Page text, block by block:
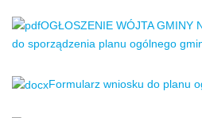
OGŁOSZENIE WÓJTA GMINY
do sporządzenia planu ogólnego
Formularz wniosku do planu